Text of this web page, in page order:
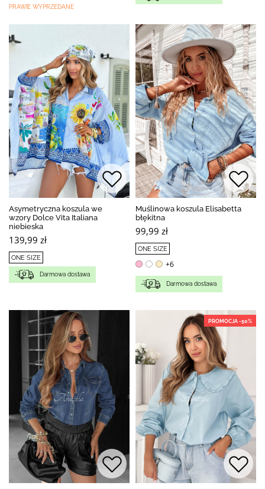
PRAWIE WYPRZEDANE
Asymetryczna koszula we
wzory Dolce Vita Italiana
niebieska
139,99 zł
ONE SIZE
Darmowa dostawa
Muślinowa koszula Elisabetta
błękitna
99,99 zł
ONE SIZE
+6
Darmowa dostawa
PROMOCJA -50%